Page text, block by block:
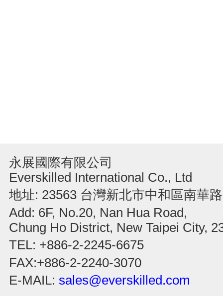
永展國際有限公司
Everskilled International Co., Ltd
地址: 23563 台灣新北市中和區南華
Add: 6F, No.20, Nan Hua Road,
Chung Ho District, New Taipei City,
TEL: +886-2-2245-6675
FAX:+886-2-2240-3070
E-MAIL: sales@everskilled.com